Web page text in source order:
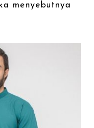
menyebutnya